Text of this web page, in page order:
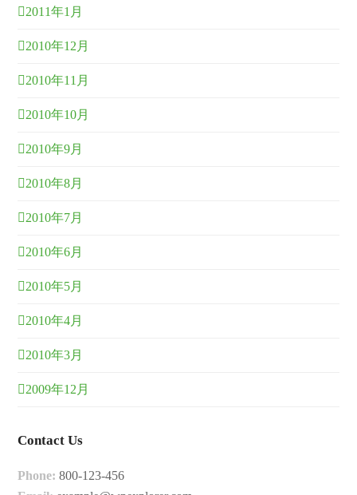
2011年1月
2010年12月
2010年11月
2010年10月
2010年9月
2010年8月
2010年7月
2010年6月
2010年5月
2010年4月
2010年3月
2009年12月
Contact Us
Phone: 800-123-456